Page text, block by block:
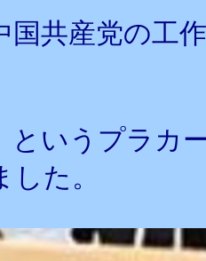
国共産党の工
というプラカ
た。